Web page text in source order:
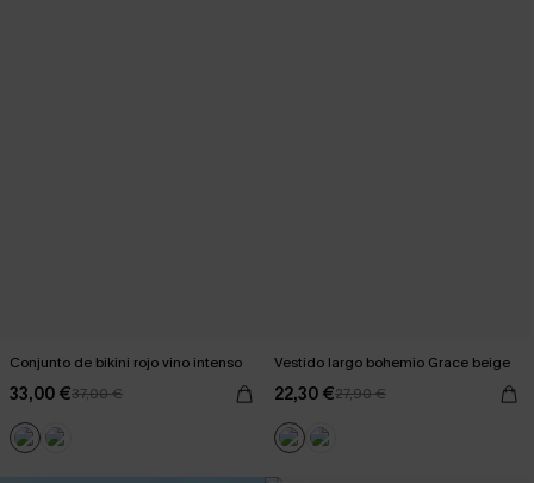
Conjunto de bikini rojo vino intenso
33,00 €37,00 €
Vestido largo bohemio Grace beige
22,30 €27,90 €